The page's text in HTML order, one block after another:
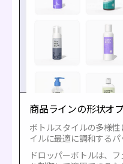
商品ラインの形状オ
ボトルスタイルの多様
イルに最適に調和するパ
ドロッパーボトルは、